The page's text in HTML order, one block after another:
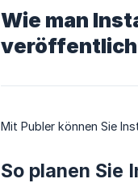
Wie man
Mit Publer können Sie
So planen Sie